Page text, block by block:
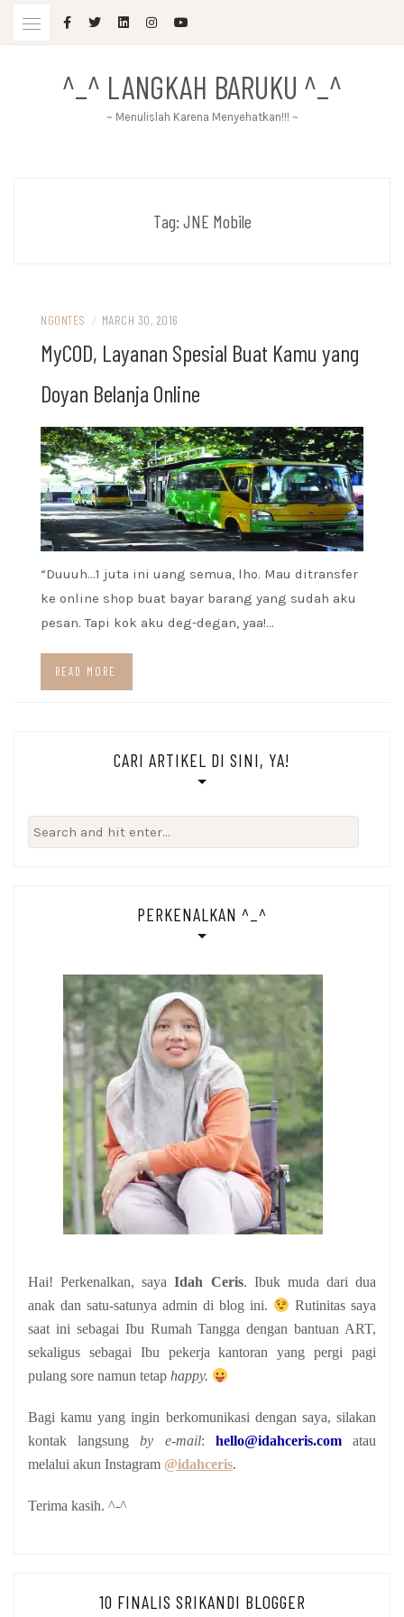
^_^ LANGKAH BARUKU ^_^
~ Menulislah Karena Menyehatkan!!! ~
Tag: JNE Mobile
NGONTES / MARCH 30, 2016
MyCOD, Layanan Spesial Buat Kamu yang
Doyan Belanja Online
“Duuuh…1 juta ini uang semua, lho. Mau ditransfer
ke online shop buat bayar barang yang sudah aku
pesan. Tapi kok aku deg-degan, yaa!…
READ MORE
CARI ARTIKEL DI SINI, YA!
Search
for:
PERKENALKAN ^_^
Hai! Perkenalkan, sayaIdah Ceris. Ibuk muda dari dua
anak dan satu-satunya admin di blog ini.
Rutinitas saya
saat ini sebagai Ibu Rumah Tangga dengan bantuan ART,
sekaligus sebagai Ibu pekerja kantoran yang pergi pagi
pulang sore namun tetap happy.
Bagi kamu yang ingin berkomunikasi dengan saya, silakan
kontak langsungby e-mail: hello@idahceris.com
atau
melalui akun Instagram @idahceris.
Terima kasih. ^-^
10 FINALIS SRIKANDI BLOGGER